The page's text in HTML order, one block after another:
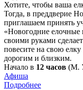
Хотите, чтобы ваша
Тогда, в преддверие
приглашаем принять
«Новогодние
своими руками
повесите на свою
дорогим и близким.
Начало в 12 часов (М.
Афиша
Подробнее